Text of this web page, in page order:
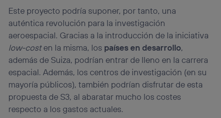
Este proyecto podría suponer, por tanto, una
auténtica revolución para la investigación
aeroespacial. Gracias a la introducción de la iniciativa
low-costen la misma, los países en desarrollo,
además de Suiza, podrían entrar de lleno en la carrera
espacial. Además, los centros de investigación (en su
mayoría públicos), también podrían disfrutar de esta
propuesta de S3, al abaratar mucho los costes
respecto a los gastos actuales.